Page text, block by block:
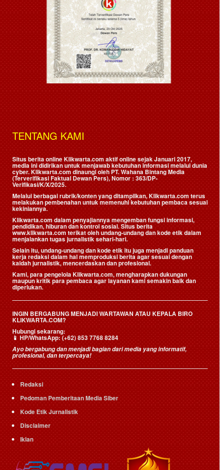
TENTANG KAMI
Situs berita online Klikwarta.com aktif online sejak Januari 2017,
media ini didirikan untuk menjawab kebutuhan informasi melalui dunia
cyber. Klikwarta.com dinaungi oleh PT. Wahana Bintang Media
(Terverifikasi Faktual Dewan Pers), Nomor : 363/DP-
Verifikasi/K/X/2025.
Melalui berbagai rubrik/konten yang ditampilkan, Klikwarta.com terus
melakukan pembenahan untuk memenuhi kebutuhan pembaca sesuai
kekiniannya.
Klikwarta.com dalam penyajiannya mengemban fungsi informasi,
pendidikan, hiburan dan kontrol sosial. Situs berita
www.klikwarta.com terikat oleh undang-undang dan kode etik dalam
menjalankan tugas jurnalistik sehari-hari.
Selain itu, undang-undang dan kode etik itu juga menjadi panduan
kerja redaksi dalam hal memproduksi berita agar sesuai dengan
kaidah jurnalistik, mencerdaskan dan profesional.
Kami, para pengelola Klikwarta.com, mengharapkan dukungan
maupun kritik para pembaca agar layanan kami semakin baik dan
diperlukan.
INGIN BERGABUNG MENJADI WARTAWAN ATAU KEPALA BIRO
KLIKWARTA.COM?
Hubungi sekarang:
📱HP/WhatsApp:(+62) 853 7768 8284
Ayo bergabung dan menjadi bagian dari media yang informatif,
profesional, dan terpercaya!
Redaksi
Pedoman Pemberitaan Media Siber
Kode Etik Jurnalistik
Disclaimer
Iklan